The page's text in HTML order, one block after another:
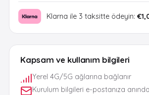
Kapsam ve kullanım bilgileri
Yerel 4G/5G ağlarına bağlanır
Kurulum bilgileri e-postanıza
Klarna ile 3 taksitte ödeyin: